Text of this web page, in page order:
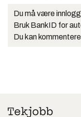
Du må være
Bruk BankID for
Du kan